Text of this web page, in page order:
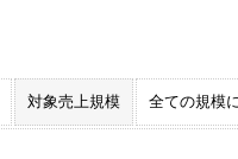
対象売上規模 全ての規模